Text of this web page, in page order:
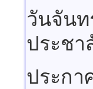
วันจันท
ประชา
ประกา